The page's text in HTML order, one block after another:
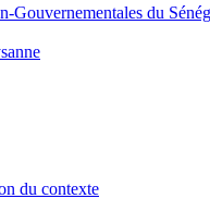
Gouvernementales du
du contexte